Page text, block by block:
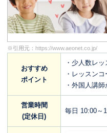
※引用元： https://www.aeonet.co.jp/
おすすめ
ポイント
・少人数レ
・レッスン
・外国人講
営業時間
(定休日)
毎日 10:00～